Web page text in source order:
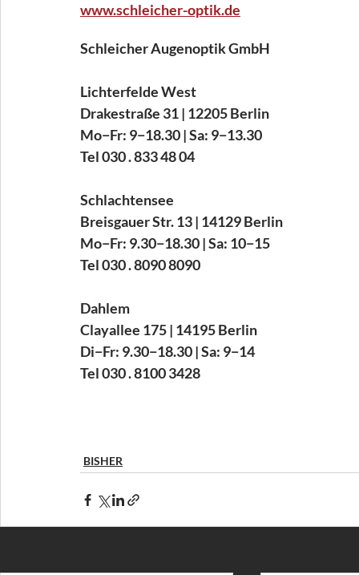
www.schleicher-optik.de
Schleicher Augenoptik GmbH
Lichterfelde West
Drakestraße 31 | 12205 Berlin
Mo−Fr: 9−18.30 | Sa: 9−13.30
Tel 030 . 833 48 04
Schlachtensee
Breisgauer Str. 13 | 14129 Berlin
Mo−Fr: 9.30−18.30 | Sa: 10−15
Tel 030 . 8090 8090
Dahlem
Clayallee 175 | 14195 Berlin
Di−Fr: 9.30−18.30 | Sa: 9−14
Tel 030 . 8100 3428
BISHER